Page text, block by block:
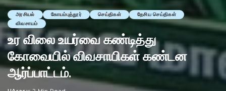
அரசியல் கோயம்புத்தூர் செய்திகள்
தேசிய செய்திகள்
விவசாயம்
உர விலை உயர்வை கண்டித்து
கோவையில் விவசாயிகள் கண்டன
ஆர்ப்பாட்டம்.